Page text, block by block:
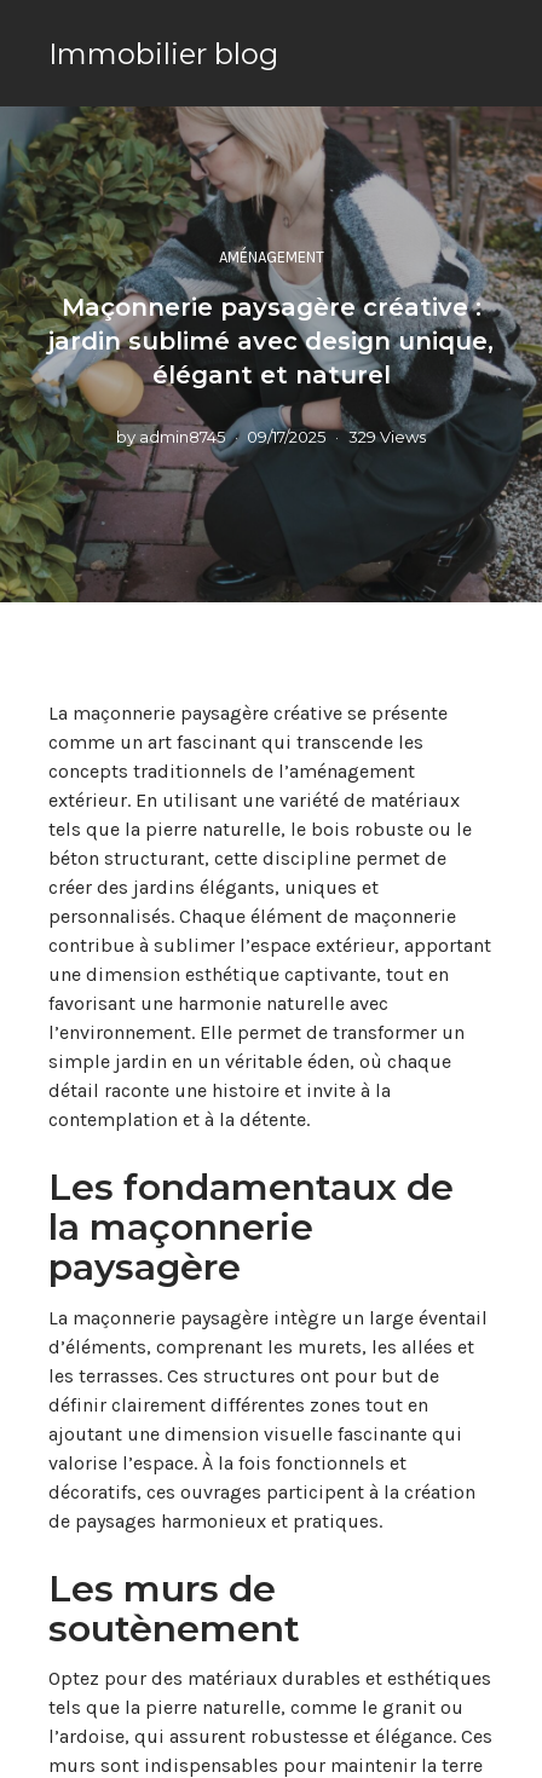
Immobilier blog
AMÉNAGEMENT
Maçonnerie paysagère créative :
jardin sublimé avec design unique,
élégant et naturel
by admin8745 09/17/2025 329 Views
La maçonnerie paysagère créative se présente
comme un art fascinant qui transcende les
concepts traditionnels de l’aménagement
extérieur. En utilisant une variété de matériaux
tels que la pierre naturelle, le bois robuste ou le
béton structurant, cette discipline permet de
créer des jardins élégants, uniques et
personnalisés. Chaque élément de maçonnerie
contribue à sublimer l’espace extérieur, apportant
une dimension esthétique captivante, tout en
favorisant une harmonie naturelle avec
l’environnement. Elle permet de transformer un
simple jardin en un véritable éden, où chaque
détail raconte une histoire et invite à la
contemplation et à la détente.
Les fondamentaux de
la maçonnerie
paysagère
La maçonnerie paysagère intègre un large éventail
d’éléments, comprenant les murets, les allées et
les terrasses. Ces structures ont pour but de
définir clairement différentes zones tout en
ajoutant une dimension visuelle fascinante qui
valorise l’espace. À la fois fonctionnels et
décoratifs, ces ouvrages participent à la création
de paysages harmonieux et pratiques.
Les murs de
soutènement
Optez pour des matériaux durables et esthétiques
tels que la pierre naturelle, comme le granit ou
l’ardoise, qui assurent robustesse et élégance. Ces
murs sont indispensables pour maintenir la terre